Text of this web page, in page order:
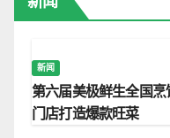
新闻
第六届美极鲜生全国
门店打造爆款旺菜